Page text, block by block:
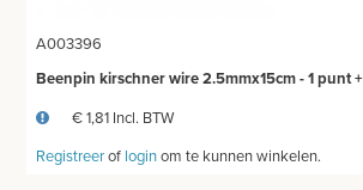
A003396
Beenpin kirschner wire 2.5mmx15cm - 1 punt
€ 1,81 Incl. BTW
Registreerof loginom te kunnen winkelen.